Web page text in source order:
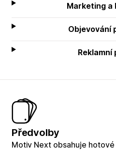
Marketing a
Objevování
Reklamní
Předvolby
Motiv Next obsahuje